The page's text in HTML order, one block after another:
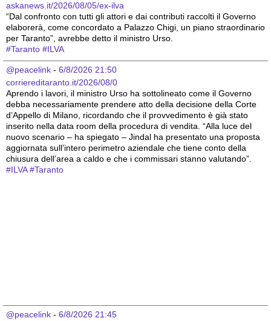
askanews.it/2026/08/05/ex-ilva
“Dal confronto con tutti gli attori e dai contributi raccolti il Governo
elaborerà, come concordato a Palazzo Chigi, un piano straordinario
per Taranto”, avrebbe detto il ministro Urso.
#Taranto #ILVA
@peacelink - 6/8/2026 21:50
corriereditaranto.it/2026/08/0
Aprendo i lavori, il ministro Urso ha sottolineato come il Governo
debba necessariamente prendere atto della decisione della Corte
d’Appello di Milano, ricordando che il provvedimento è già stato
inserito nella data room della procedura di vendita. “Alla luce del
nuovo scenario – ha spiegato – Jindal ha presentato una proposta
aggiornata sull’intero perimetro aziendale che tiene conto della
chiusura dell’area a caldo e che i commissari stanno valutando”.
#ILVA #Taranto
@peacelink - 6/8/2026 21:45